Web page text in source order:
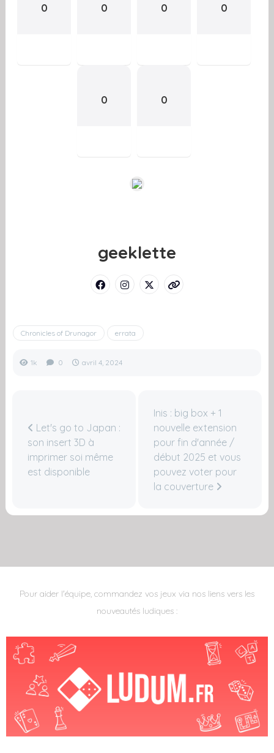
0 0 0 0
0 0
geeklette
Chronicles of Drunagor errata
1k 0 avril 4, 2024
Let's go to Japan :
son insert 3D à
imprimer soi même
est disponible
Inis : big box + 1
nouvelle extension
pour fin d'année /
début 2025 et vous
pouvez voter pour
la couverture
Pour aider l'équipe, commandez vos jeux via nos liens vers les
nouveautés ludiques :